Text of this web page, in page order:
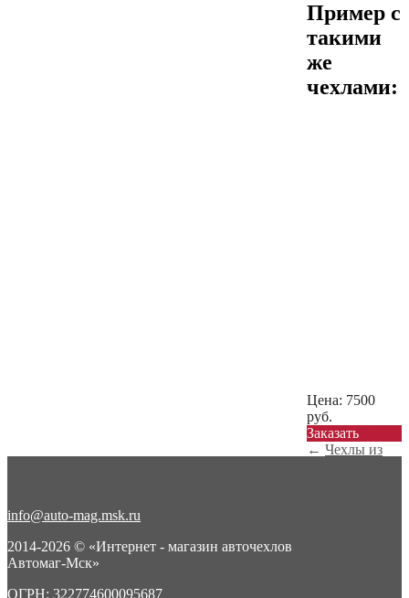
Пример с
такими
же
чехлами:
Цена: 7500
руб.
Заказать
← Чехлы из
info@auto-mag.msk.ru
2014-2026 © «Интернет - магазин авточехлов
Автомаг-Мск»
ОГРН: 322774600095687